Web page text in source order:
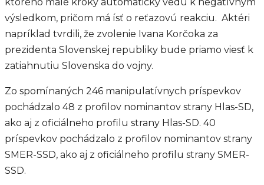
výsledkom, pričom má ísť o reťazovú reakciu. Aktéri
napríklad tvrdili, že zvolenie Ivana Korčoka za
prezidenta Slovenskej republiky bude priamo viesť k
zatiahnutiu Slovenska do vojny.
Zo spomínaných 246 manipulatívnych príspevkov
pochádzalo 48 z profilov nominantov strany Hlas-SD,
ako aj z oficiálneho profilu strany Hlas-SD. 40
príspevkov pochádzalo z profilov nominantov strany
SMER-SSD, ako aj z oficiálneho profilu strany SMER-
SSD.